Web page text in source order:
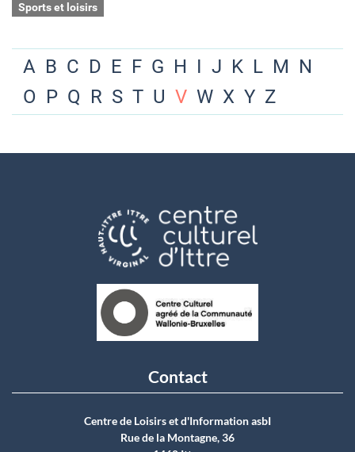
Sports et loisirs
A B C D E F G H I J K L M N
O P Q R S T U V W X Y Z
Contact
Centre de Loisirs et d'Information asbI
Rue de la Montagne, 36